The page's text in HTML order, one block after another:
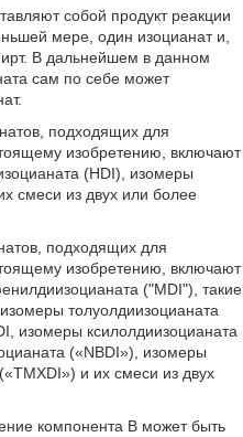
собой продукт реакции
мере, один изоцианат и,
В дальнейшем в данном
сам по себе может
подходящих для
изобретению, включают
(HDI), изомеры
смеси из двух или более
подходящих для
изобретению, включают
(ʺMDIʺ), такие
толуолдиизоцианата
изомеры ксилолдиизоцианата
(«NBDI»), изомеры
и их смеси из двух
компонента В может быть